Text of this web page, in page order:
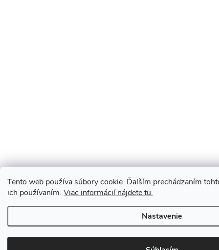
Tento web používa súbory cookie. Ďalším prechádzaním
ich používaním. Viac informácií nájdete tu.
Nastavenie